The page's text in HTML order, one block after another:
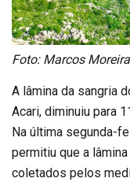
Foto: Marcos Moreira
A lâmina da sangria
Acari, diminuiu para
Na última segunda-
permitiu que a
coletados pelos